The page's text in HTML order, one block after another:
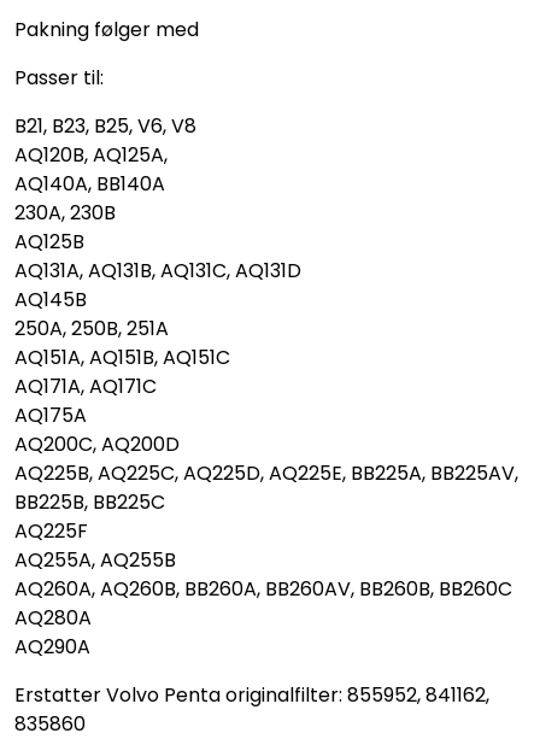
Pakning følger med
Passer til:
B21, B23, B25, V6, V8
AQ120B, AQ125A,
AQ140A, BB140A
230A, 230B
AQ125B
AQ131A, AQ131B, AQ131C, AQ131D
AQ145B
250A, 250B, 251A
AQ151A, AQ151B, AQ151C
AQ171A, AQ171C
AQ175A
AQ200C, AQ200D
AQ225B, AQ225C, AQ225D, AQ225E, BB225A, BB225AV,
BB225B, BB225C
AQ225F
AQ255A, AQ255B
AQ260A, AQ260B, BB260A, BB260AV, BB260B, BB260C
AQ280A
AQ290A
Erstatter Volvo Penta originalfilter: 855952, 841162,
835860